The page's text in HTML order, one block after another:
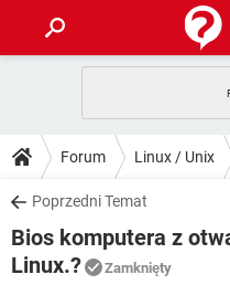
GRY
SPOTIFY
INSTAGRAM
WINDOWS 10
PORADY
PlayStation
SPOTIFY
DO POBRANIA
ANDROID
GRY
FORUM
Forum Linux / Unix
Poprzedni Temat
Bios komputera z
Linux.?
Zamknięty